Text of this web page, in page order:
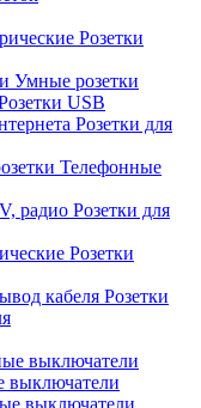
Розетки
Умные розетки
USB
Розетки для
Телефонные
Розетки для
Розетки
Розетки